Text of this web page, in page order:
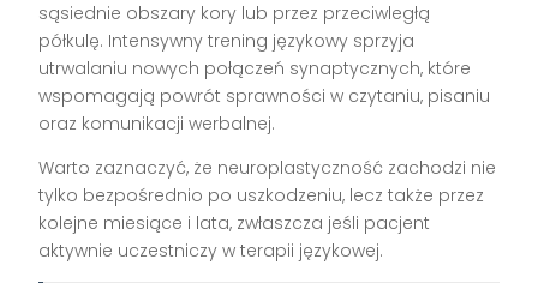
sąsiednie obszary kory lub przez przeciwległą
półkulę. Intensywny trening językowy sprzyja
utrwalaniu nowych połączeń synaptycznych, które
wspomagają powrót sprawności w czytaniu, pisaniu
oraz komunikacji werbalnej.
Warto zaznaczyć, że neuroplastyczność zachodzi nie
tylko bezpośrednio po uszkodzeniu, lecz także przez
kolejne miesiące i lata, zwłaszcza jeśli pacjent
aktywnie uczestniczy w terapii językowej.